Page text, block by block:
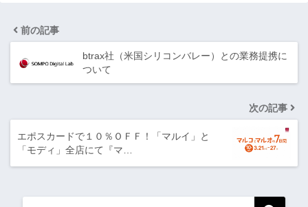
前の記事
btrax社（米国シリコンバレー）との業務提携に
ついて
次の記事
エポスカードで１０％ＯＦＦ！「マルイ」と
「モディ」全店にて『マ…